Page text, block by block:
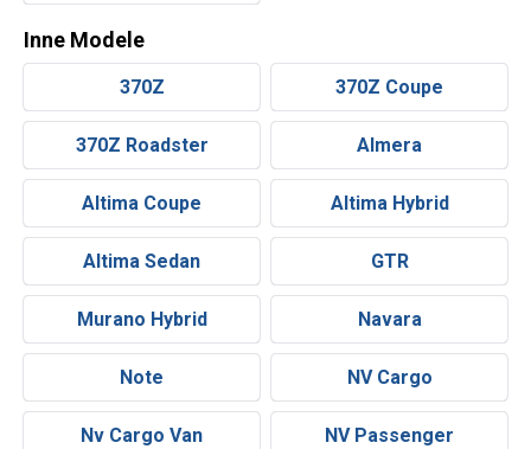
Inne Modele
370Z 370Z Coupe
370Z Roadster Almera
Altima Coupe Altima Hybrid
Altima Sedan GTR
Murano Hybrid Navara
Note NV Cargo
Nv Cargo Van NV Passenger